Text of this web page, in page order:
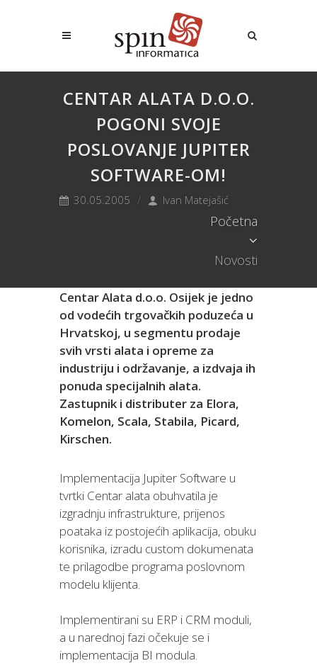
CENTAR ALATA D.O.O.
POGONI SVOJE
POSLOVANJE JUPITER
SOFTWARE-OM!
30.05.2005 Ivan Matejašić
Početna
Novosti
Centar Alata d.o.o. Osijek je jedno
od vodećih trgovačkih poduzeća u
Hrvatskoj, u segmentu prodaje
svih vrsti alata i opreme za
industriju i održavanje, a izdvaja ih
ponuda specijalnih alata.
Zastupnik i distributer za Elora,
Komelon, Scala, Stabila, Picard,
Kirschen.
Implementacija Jupiter Software u
tvrtki Centar alata obuhvatila je
izgradnju infrastrukture, prijenos
poataka iz postojećih aplikacija, obuku
korisnika, izradu custom dokumenata
te prilagodbe programa poslovnom
modelu klijenta.
Implementirani su ERP i CRM moduli,
a u narednoj fazi očekuje se i
implementacija BI modula.